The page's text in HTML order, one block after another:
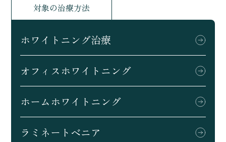
対象の治療方法
ホワイトニング治療
オフィスホワイトニング
ホームホワイトニング
ラミネートベニア